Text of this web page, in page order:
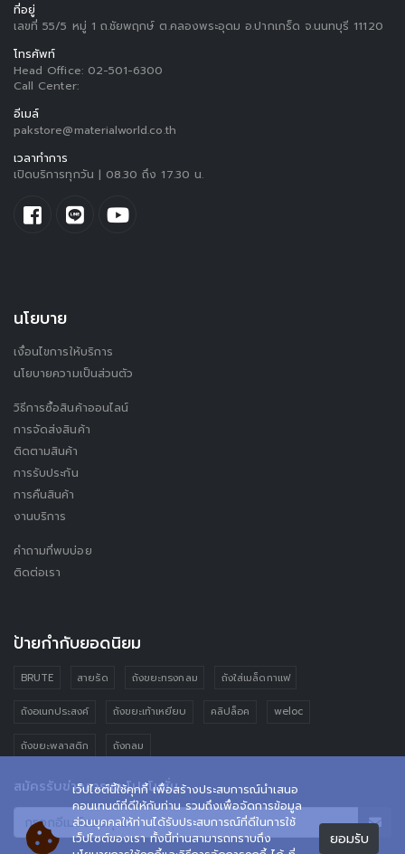
เว็ปไซต์นี้ใช้คุกกี้ เพื่อสร้างประสบการณ์นำเสนอ
คอนเทนต์ที่ดีให้กับท่าน รวมถึงเพื่อจัดการข้อมูล
ส่วนบุคคลให้ท่านได้รับประสบการณ์ที่ดีในการใช้
เว็ปไซต์ของเรา ทั้งนี้ท่านสามารถทราบถึง
ยอมรับ
ที่อยู่
เลขที่ 55/5 หมู่ 1 ถ.ชัยพฤกษ์ ต.คลองพระอุดม อ.ปากเกร็ด จ.นนทบุรี 11120
โทรศัพท์
Head Office: 02-501-6300
Call Center:
อีเมล์
pakstore@materialworld.co.th
เวลาทำการ
เปิดบริการทุกวัน | 08.30 ถึง 17.30 น.
นโยบาย
เงื่อนไขการให้บริการ
นโยบายความเป็นส่วนตัว
วิธีการซื้อสินค้าออนไลน์
การจัดส่งสินค้า
ติดตามสินค้า
การรับประกัน
การคืนสินค้า
งานบริการ
คำถามที่พบบ่อย
ติดต่อเรา
ป้ายกำกับยอดนิยม
BRUTE สายรัด ถังขยะทรงกลม ถังใส่เมล็ดกาแฟ
ถังอเนกประสงค์ ถังขยะเท้าเหยียบ คลิปล็อค weloc
ถังขยะพลาสติก ถังกลม
สมัครรับข่าวสารและโปรโมชั่น